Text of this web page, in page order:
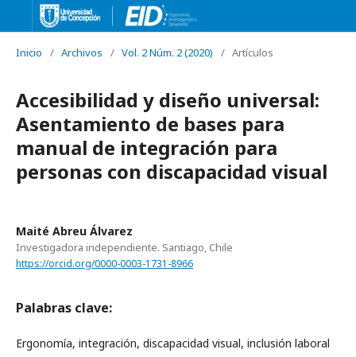
Inicio / Archivos / Vol. 2 Núm. 2 (2020) / Artículos
Accesibilidad y diseño universal:
Asentamiento de bases para
manual de integración para
personas con discapacidad visual
Maité Abreu Álvarez
Investigadora independiente. Santiago, Chile
https://orcid.org/0000-0003-1731-8966
Palabras clave:
Ergonomía, integración, discapacidad visual, inclusión laboral